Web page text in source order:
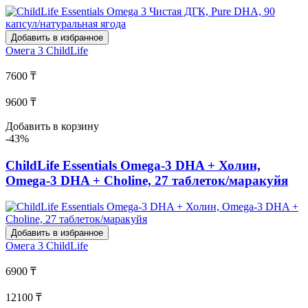
Добавить в избранное
Омега 3 ChildLife
7600 ₸
9600 ₸
Добавить в корзину
-43%
ChildLife Essentials Omega-3 DHA + Холин,
Omega-3 DHA + Choline, 27 таблеток/маракуйя
Добавить в избранное
Омега 3 ChildLife
6900 ₸
12100 ₸